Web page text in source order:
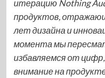
итерацию Nothing
продуктов,
лет дизайна и
момента мы
избавляемся от
внимание на